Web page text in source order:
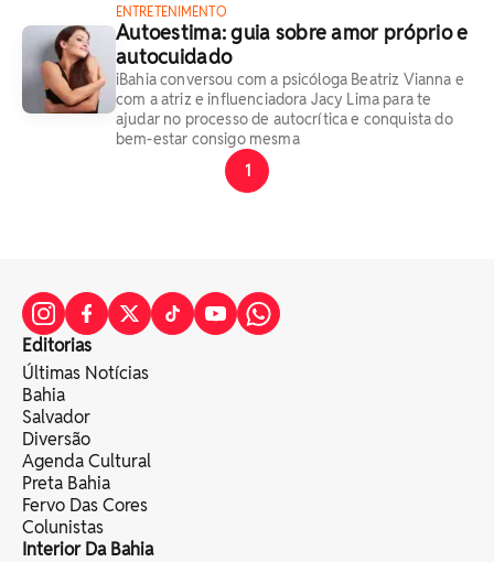
ENTRETENIMENTO
Autoestima: guia sobre amor próprio e
autocuidado
iBahia conversou com a psicóloga Beatriz Vianna e
com a atriz e influenciadora Jacy Lima para te
ajudar no processo de autocrítica e conquista do
bem-estar consigo mesma
1
Editorias
Últimas Notícias
Bahia
Salvador
Diversão
Agenda Cultural
Preta Bahia
Fervo Das Cores
Colunistas
Interior Da Bahia